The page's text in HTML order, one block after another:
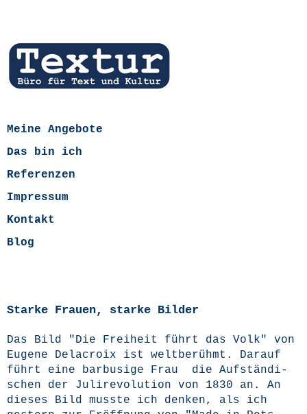
Meine Angebote
Das bin ich
Referenzen
Impressum
Kontakt
Blog
Starke Frauen, starke Bilder
Das Bild "Die Frei­heit führt das Volk" von
Euge­ne Delacroix ist welt­be­rühmt. Dar­auf
führt eine bar­bu­si­ge Frau die Auf­stän­di­
schen der Juli­re­vo­lu­ti­on von 1830 an. An
die­ses Bild muss­te ich den­ken, als ich